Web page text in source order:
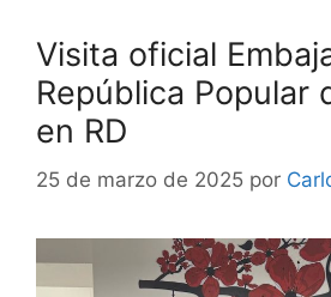
Visita oficial
República Popular
en RD
25 de marzo de 2025 por